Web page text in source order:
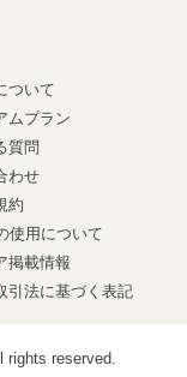
ついて
ムプラン
質問
わせ
約
使用について
掲載情報
引法に基づく表記
rights reserved.